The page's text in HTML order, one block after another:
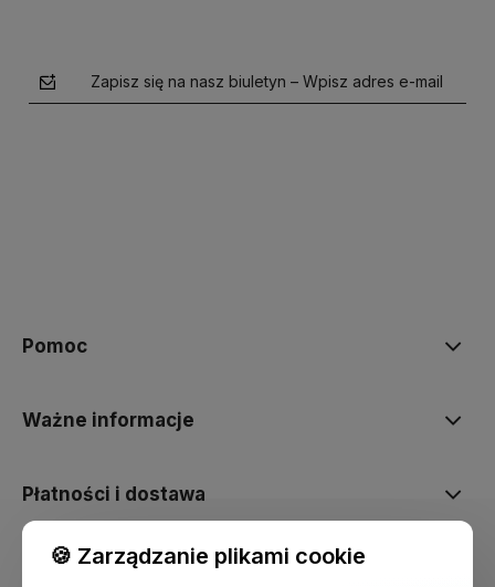
1. Porozmawiajmy
prezentację demo.
Po
Zapisz się na nasz biuletyn – Wpisz adres e-mail
Pomoc
Ważne informacje
Płatności i dostawa
🍪 Zarządzanie plikami cookie